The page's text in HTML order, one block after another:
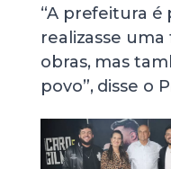
“A prefeitura é
realizasse
obras, mas
povo”, disse o